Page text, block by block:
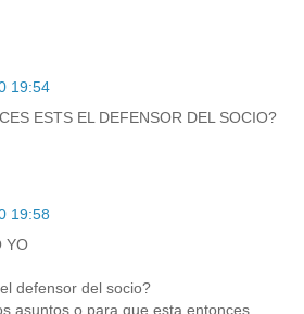
19:54
ESTS EL DEFENSOR DEL SOCIO?
19:58
YO
defensor del socio?
asuntos o para que esta entonces.